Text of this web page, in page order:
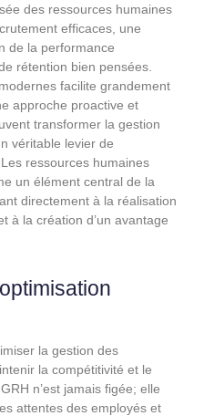
des ressources humaines
efficaces, une
de la performance
rétention bien pensées.
facilite grandement
approche proactive et
transformer la gestion
véritable levier de
ressources humaines
un élément central de la
directement à la réalisation
à la création d’un avantage
la gestion des
la compétitivité et le
n’est jamais figée; elle
attentes des employés et